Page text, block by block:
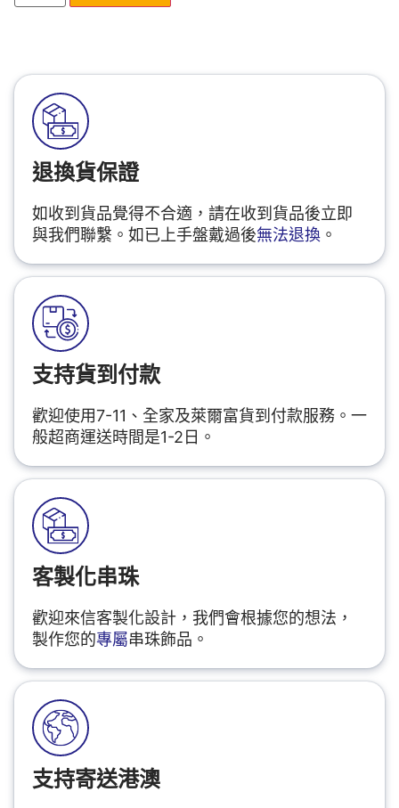
退換貨保證
如收到貨品覺得不合適，請在收到貨品後立即
與我們聯繫。如已上手盤戴過後無法退換 。
支持貨到付款
歡迎使用7-11、全家及萊爾富貨到付款服務。一
般超商運送時間是1-2日。
客製化串珠
歡迎來信客製化設計，我們會根據您的想法，
製作您的專屬串珠飾品。
支持寄送港澳